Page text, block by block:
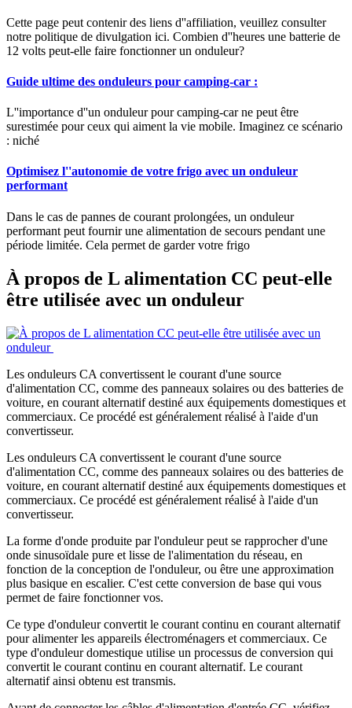
Cette page peut contenir des liens d''affiliation, veuillez consulter
notre politique de divulgation ici. Combien d''heures une batterie de
12 volts peut-elle faire fonctionner un onduleur?
Guide ultime des onduleurs pour camping-car :
L''importance d''un onduleur pour camping-car ne peut être
surestimée pour ceux qui aiment la vie mobile. Imaginez ce scénario
: niché
Optimisez l''autonomie de votre frigo avec un onduleur
performant
Dans le cas de pannes de courant prolongées, un onduleur
performant peut fournir une alimentation de secours pendant une
période limitée. Cela permet de garder votre frigo
À propos de L alimentation CC peut-elle
être utilisée avec un onduleur
Les onduleurs CA convertissent le courant d'une source
d'alimentation CC, comme des panneaux solaires ou des batteries de
voiture, en courant alternatif destiné aux équipements domestiques et
commerciaux. Ce procédé est généralement réalisé à l'aide d'un
convertisseur.
Les onduleurs CA convertissent le courant d'une source
d'alimentation CC, comme des panneaux solaires ou des batteries de
voiture, en courant alternatif destiné aux équipements domestiques et
commerciaux. Ce procédé est généralement réalisé à l'aide d'un
convertisseur.
La forme d'onde produite par l'onduleur peut se rapprocher d'une
onde sinusoïdale pure et lisse de l'alimentation du réseau, en
fonction de la conception de l'onduleur, ou être une approximation
plus basique en escalier. C'est cette conversion de base qui vous
permet de faire fonctionner vos.
Ce type d'onduleur convertit le courant continu en courant alternatif
pour alimenter les appareils électroménagers et commerciaux. Ce
type d'onduleur domestique utilise un processus de conversion qui
convertit le courant continu en courant alternatif. Le courant
alternatif ainsi obtenu est transmis.